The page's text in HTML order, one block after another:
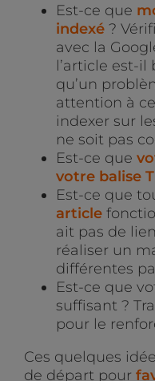
Est-ce que
indexé ?
avec la
l’article est-il
qu’un
attention à
indexer sur
ne soit pas
Est-ce que
votre balise
Est-ce que
article
ait pas de
réaliser un
différentes
Est-ce que
suffisant ?
pour le
Ces quelques
de départ pour